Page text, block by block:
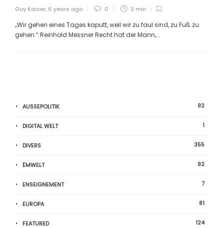
Guy Kaiser, 6 years ago 0 3 min
„Wir gehen eines Tages kaputt, weil wir zu faul sind, zu Fuß zu
gehen.“ Reinhold Messner Recht hat der Mann,...
AUSSEPOLITIK 92
DIGITAL WELT 1
DIVERS 355
ËMWELT 92
ENSEIGNEMENT 7
EUROPA 81
FEATURED 124